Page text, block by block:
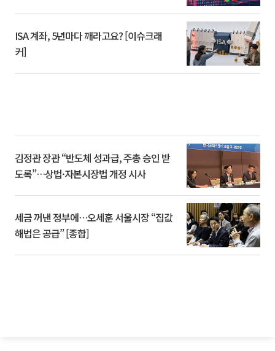
ISA 계좌, 5년마다 깨라고요? [이슈크래
커]
김정관 장관 “반도체 성과급, 주총 승인 받
도록”…상법·자본시장법 개정 시사
세금 꺼낸 정부에…오세훈 서울시장 “집값
해법은 공급” [종합]